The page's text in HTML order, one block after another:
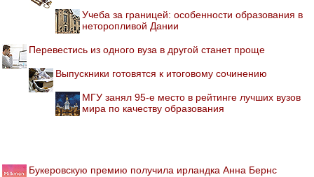
Учеба за границей: особенности образования в
неторопливой Дании
Перевестись из одного вуза в другой станет проще
Выпускники готовятся к итоговому сочинению
МГУ занял 95-е место в рейтинге лучших вузов
мира по качеству образования
Букеровскую премию получила ирландка Анна Бернс